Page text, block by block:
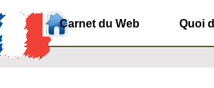
Carnet du Web Quoi